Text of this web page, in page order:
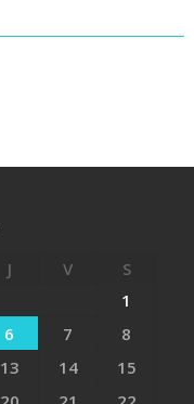
J V
S
1
6 7
8
13 14
15